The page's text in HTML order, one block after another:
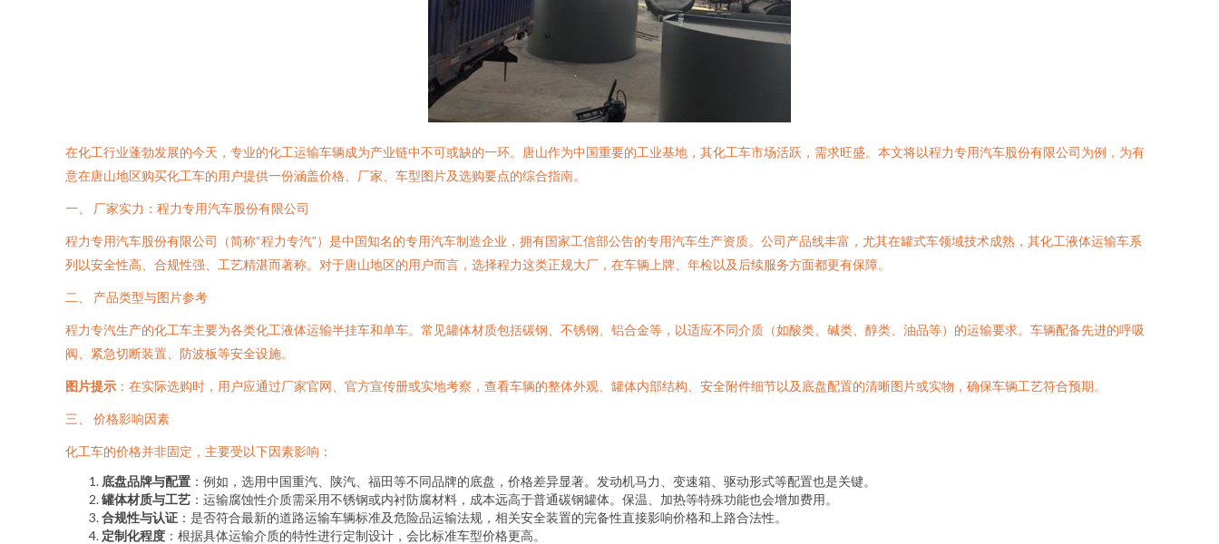
在化工行业蓬勃发展的今天，专业的化工运输车辆成为产业链中不可或缺的一环。唐山作为中国重要的工业基地，其化工车市场活跃，需求旺盛。本文将以程力专用汽车股份有限公司为例，为有
意在唐山地区购买化工车的用户提供一份涵盖价格、厂家、车型图片及选购要点的综合指南。
一、 厂家实力：程力专用汽车股份有限公司
程力专用汽车股份有限公司（简称“程力专汽”）是中国知名的专用汽车制造企业，拥有国家工信部公告的专用汽车生产资质。公司产品线丰富，尤其在罐式车领域技术成熟，其化工液体运输车系
列以安全性高、合规性强、工艺精湛而著称。对于唐山地区的用户而言，选择程力这类正规大厂，在车辆上牌、年检以及后续服务方面都更有保障。
二、 产品类型与图片参考
程力专汽生产的化工车主要为各类化工液体运输半挂车和单车。常见罐体材质包括碳钢、不锈钢、铝合金等，以适应不同介质（如酸类、碱类、醇类、油品等）的运输要求。车辆配备先进的呼吸
阀、紧急切断装置、防波板等安全设施。
图片提示 ：在实际选购时，用户应通过厂家官网、官方宣传册或实地考察，查看车辆的整体外观、罐体内部结构、安全附件细节以及底盘配置的清晰图片或实物，确保车辆工艺符合预期。
三、 价格影响因素
化工车的价格并非固定，主要受以下因素影响：
底盘品牌与配置 ：例如，选用中国重汽、陕汽、福田等不同品牌的底盘，价格差异显著。发动机马力、变速箱、驱动形式等配置也是关键。
罐体材质与工艺 ：运输腐蚀性介质需采用不锈钢或内衬防腐材料，成本远高于普通碳钢罐体。保温、加热等特殊功能也会增加费用。
合规性与认证 ：是否符合最新的道路运输车辆标准及危险品运输法规，相关安全装置的完备性直接影响价格和上路合法性。
定制化程度 ：根据具体运输介质的特性进行定制设计，会比标准车型价格更高。